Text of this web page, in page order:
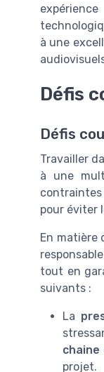
à une
Défis
Défis
Travailler
à une
contraintes
pour éviter
En matière
tout en
suivants :
La
chaine
projet.